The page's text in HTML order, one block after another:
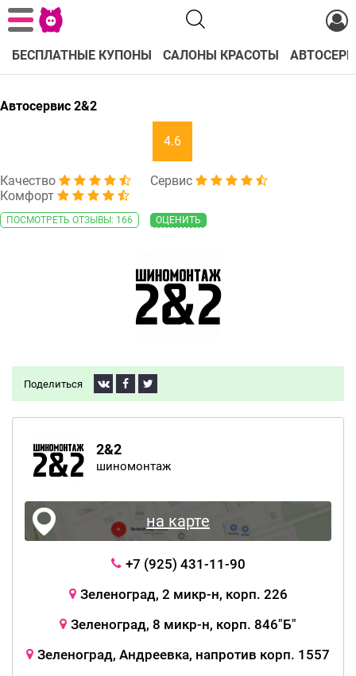
БЕСПЛАТНЫЕ КУПОНЫ САЛОНЫ КРАСОТЫ
Автосервис 2&2
4.6
Качество
Сервис
Комфорт
ПОСМОТРЕТЬ ОТЗЫВЫ: 166 ОЦЕНИТЬ
Поделиться
2&2
шиномонтаж
на карте
+7 (925) 431-11-90
Зеленоград, 2 микр-н, корп. 226
Зеленоград, 8 микр-н, корп. 846"Б"
Зеленоград, Андреевка, напротив корп. 1557